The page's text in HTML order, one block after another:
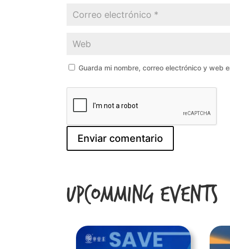
Guarda mi nombre, correo electrónico y web
Upcomming Events